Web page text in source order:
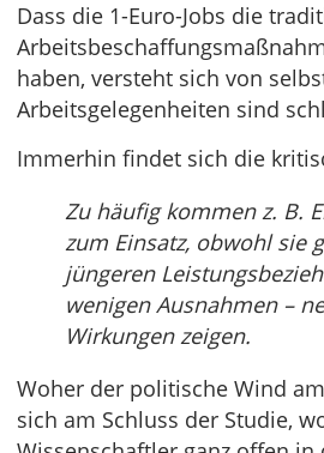
Dass die 1-Euro-Jobs die
haben, versteht sich von
Arbeitsgelegenheiten sind
Immerhin findet sich die
Zu häufig kommen z. B.
zum Einsatz, obwohl sie
jüngeren
wenigen Ausnahmen –
Wirkungen zeigen.
Woher der politische Wind
sich am Schluss der Studie,